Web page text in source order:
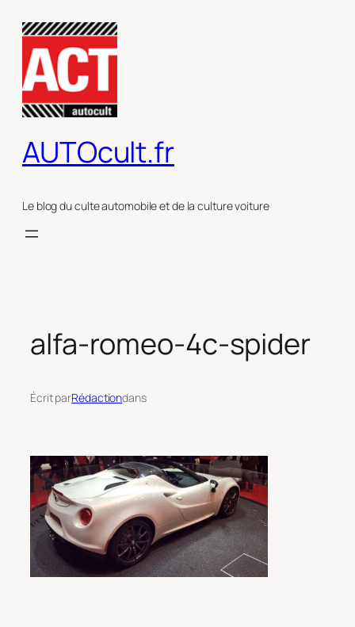
contenu
AUTOcult.fr
Le blog du culte automobile et de la culture voiture
alfa-romeo-4c-spider
Écrit parRédactiondans